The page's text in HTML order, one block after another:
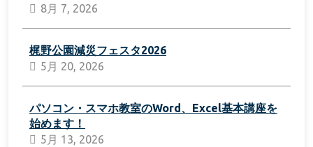
8月 7, 2026
梶野公園減災フェスタ2026
5月 20, 2026
パソコン・スマホ教室のWord、Excel基本講座を
始めます！
5月 13, 2026